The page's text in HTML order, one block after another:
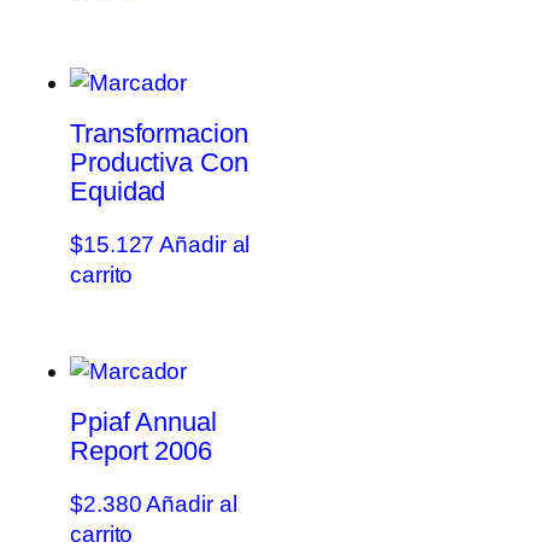
Transformacion
Productiva Con
Equidad
$15.127 Añadir al
carrito
Ppiaf Annual
Report 2006
$2.380 Añadir al
carrito